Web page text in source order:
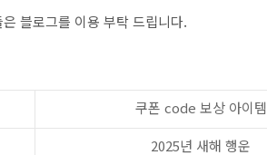
블로그를 이용 부탁 드립니다.
쿠폰 code 보상 아이템
2025년 새해 행운